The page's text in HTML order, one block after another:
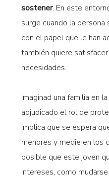
sostener. En este
surge cuando la
con el papel que le han
también quiere
necesidades.
Imaginad una familia en
adjudicado el rol de
implica que se espera
menores y medie en los
posible que este joven
intereses, como